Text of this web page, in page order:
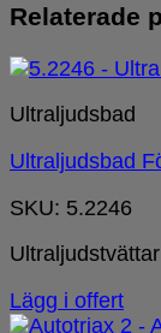
Relaterade
Ultraljudsbad
Ultraljudsbad
SKU: 5.2246
Lägg i offert